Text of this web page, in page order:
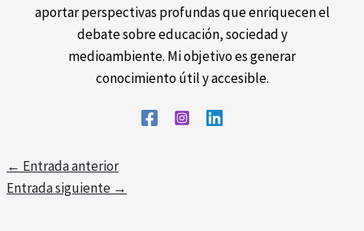
aportar perspectivas profundas que enriquecen el
debate sobre educación, sociedad y
medioambiente. Mi objetivo es generar
conocimiento útil y accesible.
← Entrada anterior
Entrada siguiente →